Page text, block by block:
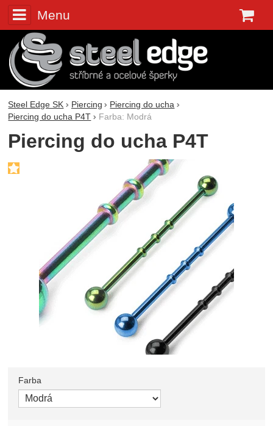
Menu
Steel Edge SK Piercing
Piercing do ucha
Piercing do ucha P4T
Farba: Modrá
Piercing do ucha P4T
Fotografie
Zvoľte variant
Farba